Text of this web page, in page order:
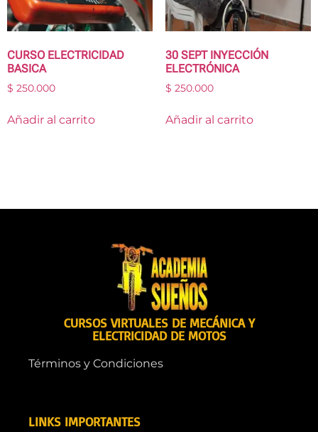
CURSO ELECTRICIDAD
BASICA
$ 250.000
Añadir al carrito
30 SEPT INYECCIÓN
ELECTRÓNICA
$ 250.000
Añadir al carrito
CURSOS VIRTUALES DE MECÁNICA Y
ELECTRICIDAD DE MOTOS
Términos y Condiciones
LINKS IMPORTANTES